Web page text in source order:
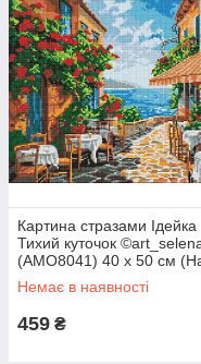
Картина стразами Ідейка
Тихий куточок
(AMO8041) 40 х 50 см
підрамнику)
Немає в наявності
459 ₴